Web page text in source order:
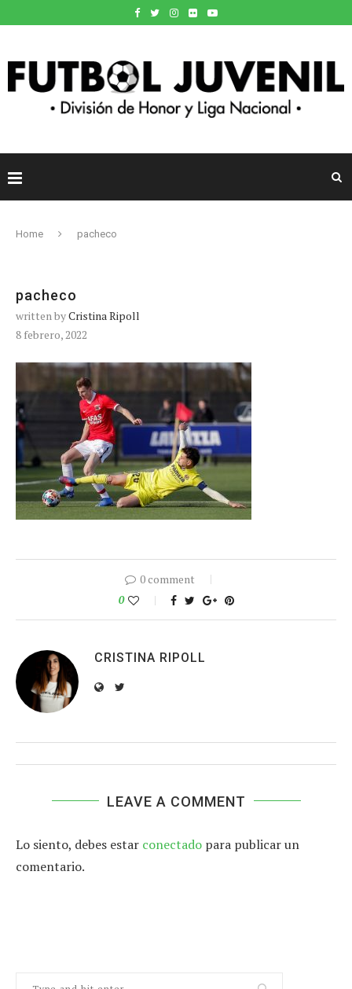
Home pacheco
pacheco
written byCristina Ripoll
8 febrero, 2022
0 comment
0
CRISTINA RIPOLL
LEAVE A COMMENT
Lo siento, debes estar conectado para publicar un
comentario.